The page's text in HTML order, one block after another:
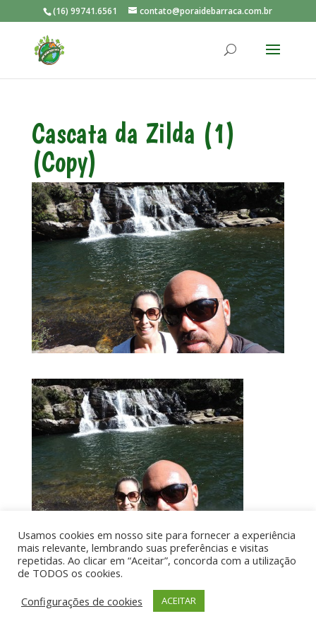
(16) 99741.6561 contato@poraidebarraca.com.br
Cascata da Zilda (1)
(Copy)
por UIA WEB
Usamos cookies em nosso site para fornecer a experiência
mais relevante, lembrando suas preferências e visitas
repetidas. Ao clicar em “Aceitar”, concorda com a utilização
de TODOS os cookies.
Configurações de cookies
ACEITAR